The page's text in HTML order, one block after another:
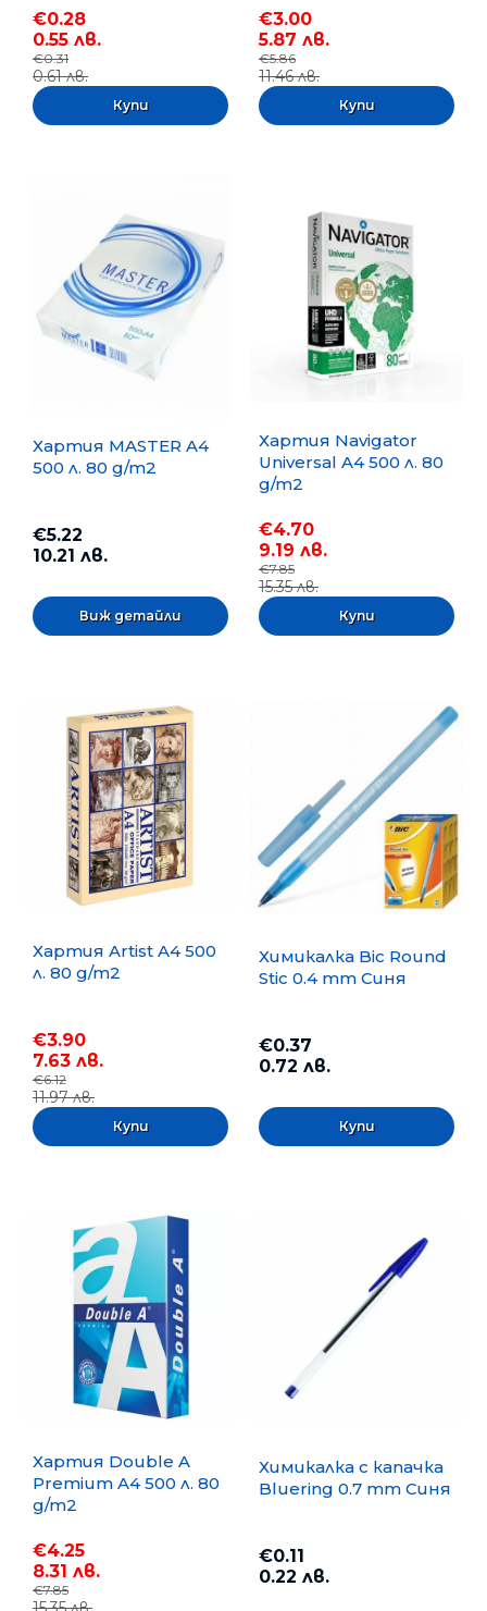
€0.28
0.55 лв.
€0.31
0.61 лв.
€3.00
5.87 лв.
€5.86
11.46 лв.
Хартия MASTER A4
500 л. 80 g/m2
€5.22
10.21 лв.
Виж детайли
Хартия Navigator
Universal A4 500 л. 80
g/m2
€4.70
9.19 лв.
€7.85
15.35 лв.
Хартия Artist A4 500
л. 80 g/m2
€3.90
7.63 лв.
€6.12
11.97 лв.
Химикалка Bic Round
Stic 0.4 mm Синя
€0.37
0.72 лв.
Хартия Double A
Premium A4 500 л. 80
g/m2
€4.25
8.31 лв.
€7.85
Химикалка с капачка
Bluering 0.7 mm Синя
€0.11
0.22 лв.